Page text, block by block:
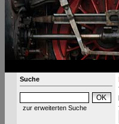
Suche
zur erweiterten Suche